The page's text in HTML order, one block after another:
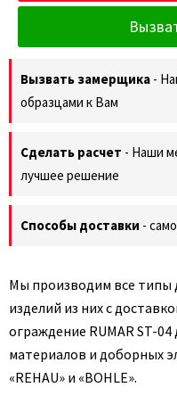
Вызвать замерщика -
образцами к Вам
Сделать расчет - Наши
лучшее решение
Способы доставки -
Мы производим все типы
изделий из них с
ограждение RUMAR ST-
материалов и доборных
«REHAU» и «BOHLE».